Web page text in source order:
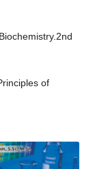
of